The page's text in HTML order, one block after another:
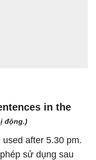
in the
động.)
after 5.30 pm.
sử dụng sau